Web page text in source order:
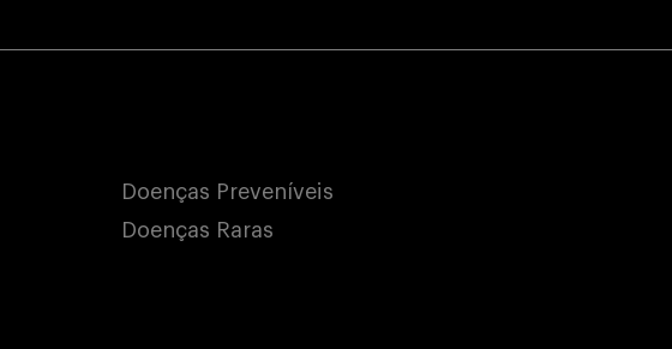
Doenças Preveníveis
Doenças Raras